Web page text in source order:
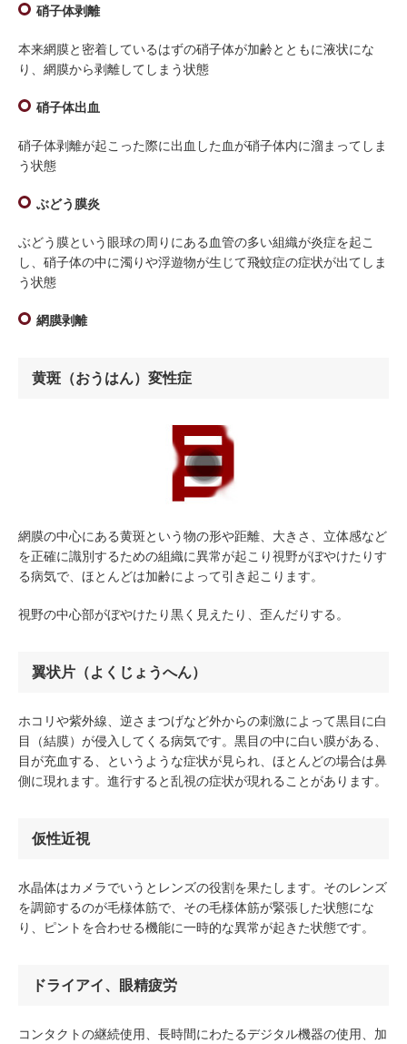
硝子体剥離
本来網膜と密着しているはずの硝子体が加齢とともに液状にな
り、網膜から剥離してしまう状態
硝子体出血
硝子体剥離が起こった際に出血した血が硝子体内に溜まってしま
う状態
ぶどう膜炎
ぶどう膜という眼球の周りにある血管の多い組織が炎症を起こ
し、硝子体の中に濁りや浮遊物が生じて飛蚊症の症状が出てしま
う状態
網膜剥離
黄斑（おうはん）変性症
網膜の中心にある黄斑という物の形や距離、大きさ、立体感など
を正確に識別するための組織に異常が起こり視野がぼやけたりす
る病気で、ほとんどは加齢によって引き起こります。
視野の中心部がぼやけたり黒く見えたり、歪んだりする。
翼状片（よくじょうへん）
ホコリや紫外線、逆さまつげなど外からの刺激によって黒目に白
目（結膜）が侵入してくる病気です。黒目の中に白い膜がある、
目が充血する、というような症状が見られ、ほとんどの場合は鼻
側に現れます。進行すると乱視の症状が現れることがあります。
仮性近視
水晶体はカメラでいうとレンズの役割を果たします。そのレンズ
を調節するのが毛様体筋で、その毛様体筋が緊張した状態にな
り、ピントを合わせる機能に一時的な異常が起きた状態です。
ドライアイ、眼精疲労
コンタクトの継続使用、長時間にわたるデジタル機器の使用、加